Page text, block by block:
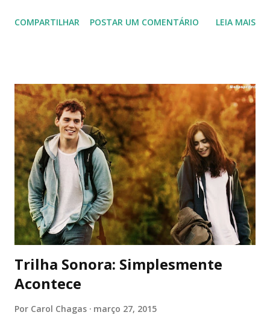
eu me sentia presa e predadora do que quer que estivesse
nada mais parecia estar definido. E isso me definhava aos
poucos. Me comia viva sem pedir troco, me dessensibilizava
a ponto de eu me sensibilizar com migalhas. Eu não era
mais minha ou de quem quer que fosse. Isso me frustrava.
Mais uma vez, me via ali estirada ao chão, como quem pede
ao mundo um pouco de carinho. Sempre perto de
aniversários. Ninguém continuava tendo respostas para as
coincidências que apareciam em determinados meses. Será
que esse ciclo torto sempre voltaria a se repetir? Eu ...
COMPARTILHAR POSTAR UM COMENTÁRIO LEIA MAIS
Trilha Sonora: Simplesmente
Acontece
Por Carol Chagas março 27, 2015